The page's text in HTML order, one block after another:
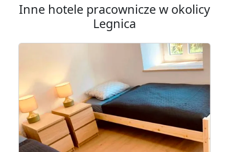
Inne hotele pracownicze w okolicy
Legnica